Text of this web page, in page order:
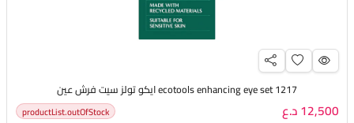
ecotools enhancing eye set 1217 ايكو تولز سيت فرش عين
12,500 د.ع productList.outOfStock